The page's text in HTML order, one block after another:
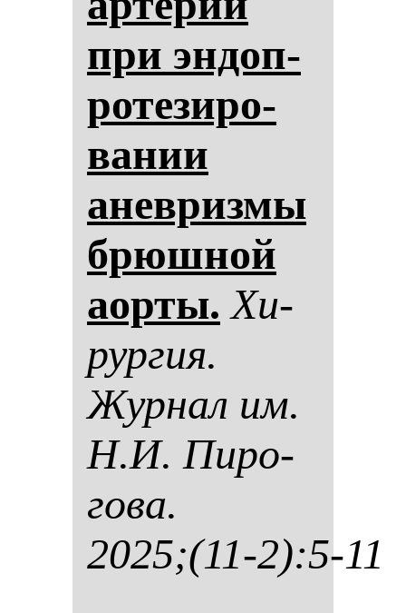
при эн­доп­
ро­те­зи­ро­
ва­нии
анев­риз­мы
брюш­ной
аор­ты. Хи­
рур­гия.
Жур­нал им.
Н.И. Пи­ро­
го­ва.
2025;(11-2):5-11